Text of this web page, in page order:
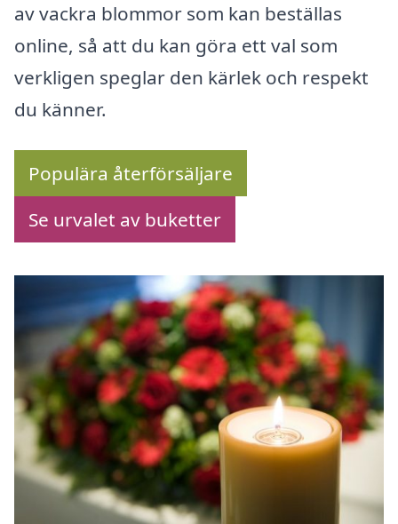
av vackra blommor som kan beställas
online, så att du kan göra ett val som
verkligen speglar den kärlek och respekt
du känner.
Populära återförsäljare
Se urvalet av buketter